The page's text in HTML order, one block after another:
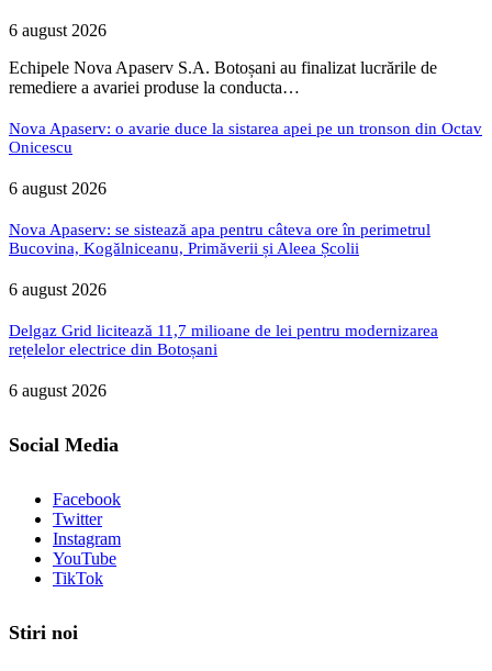
6 august 2026
Echipele Nova Apaserv S.A. Botoșani au finalizat lucrările de
remediere a avariei produse la conducta…
Nova Apaserv: o avarie duce la sistarea apei pe un tronson din Octav
Onicescu
6 august 2026
Nova Apaserv: se sistează apa pentru câteva ore în perimetrul
Bucovina, Kogălniceanu, Primăverii și Aleea Școlii
6 august 2026
Delgaz Grid licitează 11,7 milioane de lei pentru modernizarea
rețelelor electrice din Botoșani
6 august 2026
Social Media
Facebook
Twitter
Instagram
YouTube
TikTok
Stiri noi